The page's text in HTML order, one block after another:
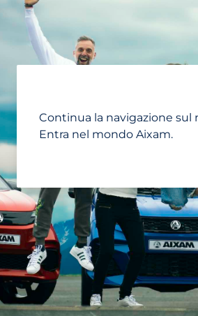
Continua la navigazione sul
Entra nel mondo Aixam.